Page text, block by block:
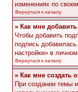
изменениях по
Вернуться к началу
» Как мне
Чтобы добавить
подпись
настройки» в
Вернуться к началу
» Как мне создать
При создании темы